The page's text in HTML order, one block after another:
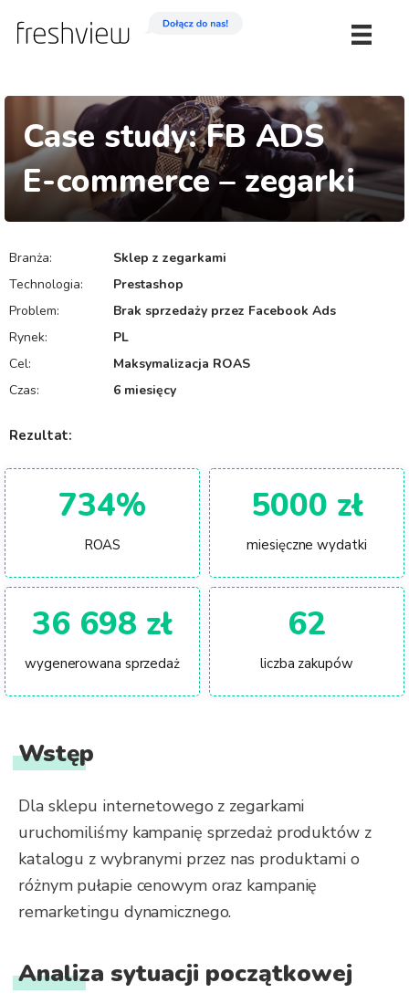
Case study: FB ADS
E-commerce – zegarki
Branża:
Technologia:
Problem:
Rynek:
Cel:
Czas:
Sklep z zegarkami
Prestashop
Brak sprzedaży przez Facebook Ads
PL
Maksymalizacja ROAS
6 miesięcy
Rezultat:
734%
ROAS
5000 zł
miesięczne wydatki
36 698 zł
wygenerowana sprzedaż
62
liczba zakupów
Wstęp
Dla sklepu internetowego z zegarkami
uruchomiliśmy kampanię sprzedaż produktów z
katalogu z wybranymi przez nas produktami o
różnym pułapie cenowym oraz kampanię
remarketingu dynamicznego.
Analiza sytuacji początkowej